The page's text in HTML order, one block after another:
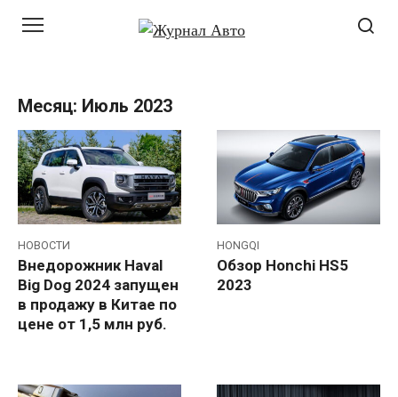
Месяц: Июль 2023
НОВОСТИ
Внедорожник Haval
Big Dog 2024 запущен
в продажу в Китае по
цене от 1,5 млн руб.
HONGQI
Обзор Honchi HS5
2023